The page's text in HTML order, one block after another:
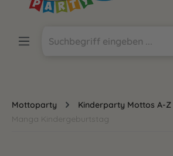
Mottoparty
Kinderparty Mottos A-Z
Manga Kindergeburtstag